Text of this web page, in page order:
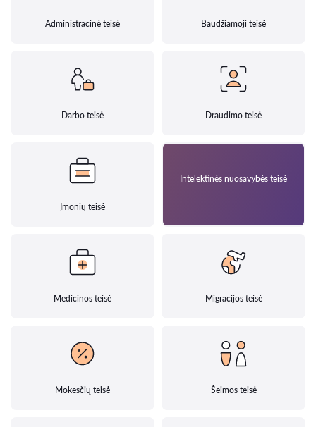
Administracinė teisė Baudžiamoji teisė
Darbo teisė Draudimo teisė
Įmonių teisė
Intelektinės nuosavybės teisė
Medicinos teisė Migracijos teisė
Mokesčių teisė Šeimos teisė